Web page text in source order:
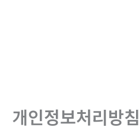
개인정보처리방침